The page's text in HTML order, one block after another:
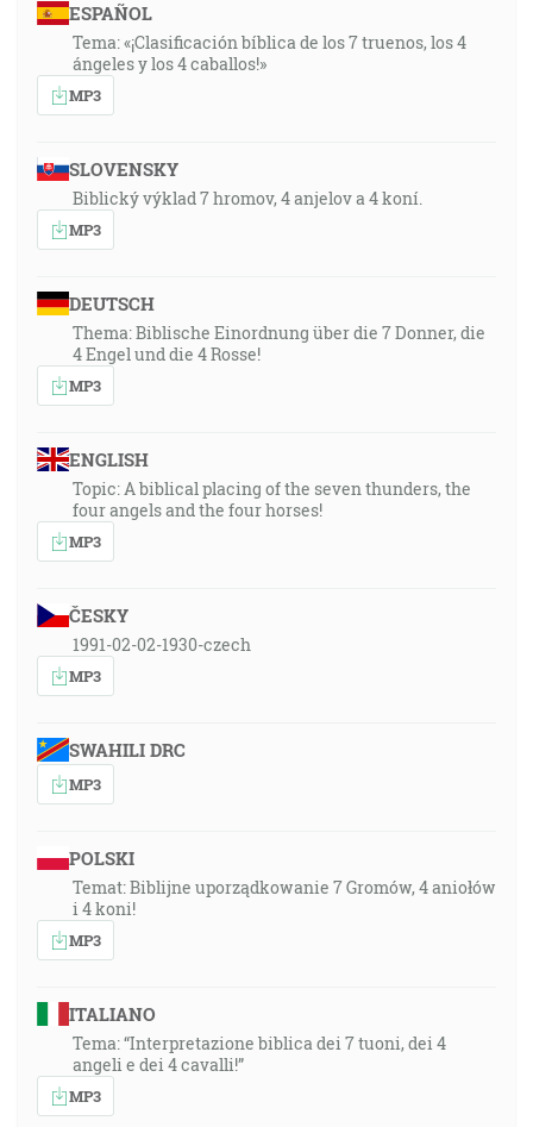
ESPAÑOL
Tema: «¡Clasificación bíblica de los 7 truenos, los 4
ángeles y los 4 caballos!»
MP3
SLOVENSKY
Biblický výklad 7 hromov, 4 anjelov a 4 koní.
MP3
DEUTSCH
Thema: Biblische Einordnung über die 7 Donner, die
4 Engel und die 4 Rosse!
MP3
ENGLISH
Topic: A biblical placing of the seven thunders, the
four angels and the four horses!
MP3
ČESKY
1991-02-02-1930-czech
MP3
SWAHILI DRC
MP3
POLSKI
Temat: Biblijne uporządkowanie 7 Gromów, 4 aniołów
i 4 koni!
MP3
ITALIANO
Tema: “Interpretazione biblica dei 7 tuoni, dei 4
angeli e dei 4 cavalli!”
MP3